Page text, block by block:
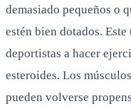
demasiado pequeños o
estén bien dotados.
deportistas a hacer
esteroides. Los
pueden volverse